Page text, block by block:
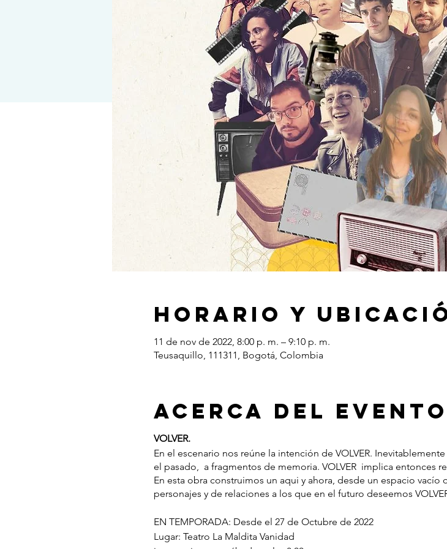
Horario y
11 de nov de 2022, 8:00 p. m. – 9:10 p. m.
Teusaquillo, 111311, Bogotá, Colombia
Acerca del evento
VOLVER.
En el escenario nos reúne la intención de VOLVER.
el pasado, a fragmentos de memoria. VOLVER implica entonces
En esta obra construimos un aqui y ahora, desde un espacio
personajes y de relaciones a los que en el futuro deseemos
EN TEMPORADA: Desde el 27 de Octubre de 2022
Lugar: Teatro La Maldita Vanidad